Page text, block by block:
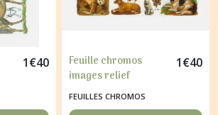
1€40
Feuille chromos
images relief
découpage collage
CHIEN CHEVAL 7187
1€40
FEUILLES CHROMOS